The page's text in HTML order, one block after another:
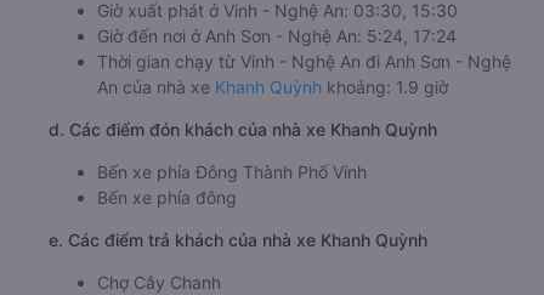
Giờ xuất phát ở Vinh - Nghệ An: 03:30, 15:30
Giờ đến nơi ở Anh Sơn - Nghệ An: 5:24, 17:24
Thời gian chạy từ Vinh - Nghệ An đi Anh Sơn - Nghệ
An của nhà xe Khanh Quỳnh khoảng: 1.9 giờ
d. Các điểm đón khách của nhà xe Khanh Quỳnh
Bến xe phía Đông Thành Phố Vinh
Bến xe phía đông
e. Các điểm trả khách của nhà xe Khanh Quỳnh
Chợ Cây Chanh